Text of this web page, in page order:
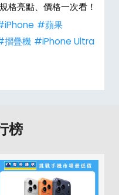
規格亮點、價格一次看！
#蘋果
摺疊機 #iPhone Ultra
榜